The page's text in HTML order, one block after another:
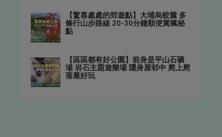
【驚喜處處的郊遊點】大埔烏蛟騰 多
條行山步路線 20-30分鐘順便賞楓秘
點
【區區都有好公園】前身是平山石礦
場 岩石主題遊樂場 隱身屋邨中 爬上爬
落最好玩